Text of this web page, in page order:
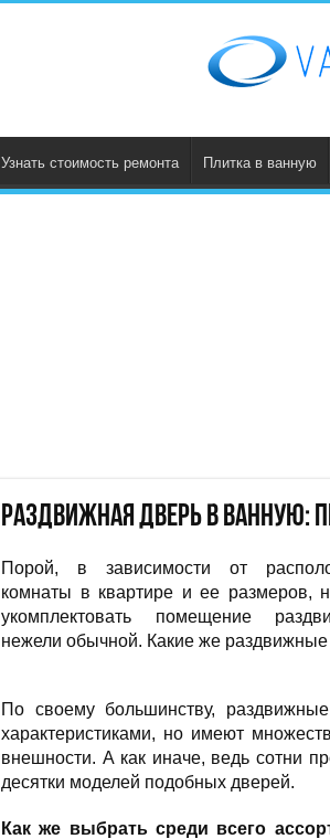
Узнать стоимость ремонта Плитка в ванную
Раздвижная дверь в ванную:
Порой, в зависимости от
комнаты в квартире и ее размеров,
укомплектовать помещение
нежели обычной. Какие же
По своему большинству,
характеристиками, но имеют
внешности. А как иначе, ведь сотни
десятки моделей подобных дверей.
Как же выбрать среди всего